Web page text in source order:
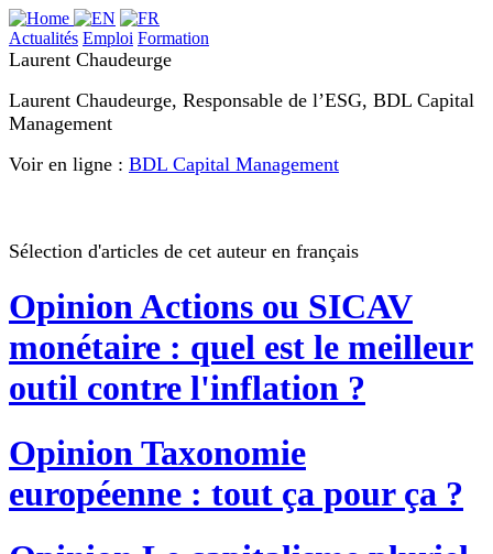
Actualités Emploi Formation
Laurent Chaudeurge
Laurent Chaudeurge, Responsable de l’ESG, BDL Capital
Management
Voir en ligne : BDL Capital Management
Sélection d'articles de cet auteur en français
OpinionActions ou SICAV
monétaire : quel est le meilleur
outil contre l'inflation ?
Opinion Taxonomie
européenne : tout ça pour ça ?